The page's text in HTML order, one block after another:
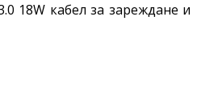
18W кабел за зареждане и